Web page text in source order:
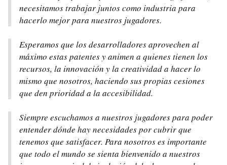
necesitamos trabajar juntos como industria para
hacerlo mejor para nuestros jugadores.
Esperamos que los desarrolladores aprovechen al
máximo estas patentes y animen a quienes tienen los
recursos, la innovación y la creatividad a hacer lo
mismo que nosotros, haciendo sus propias cesiones
que den prioridad a la accesibilidad.
Siempre escuchamos a nuestros jugadores para poder
entender dónde hay necesidades por cubrir que
tenemos que satisfacer. Para nosotros es importante
que todo el mundo se sienta bienvenido a nuestros